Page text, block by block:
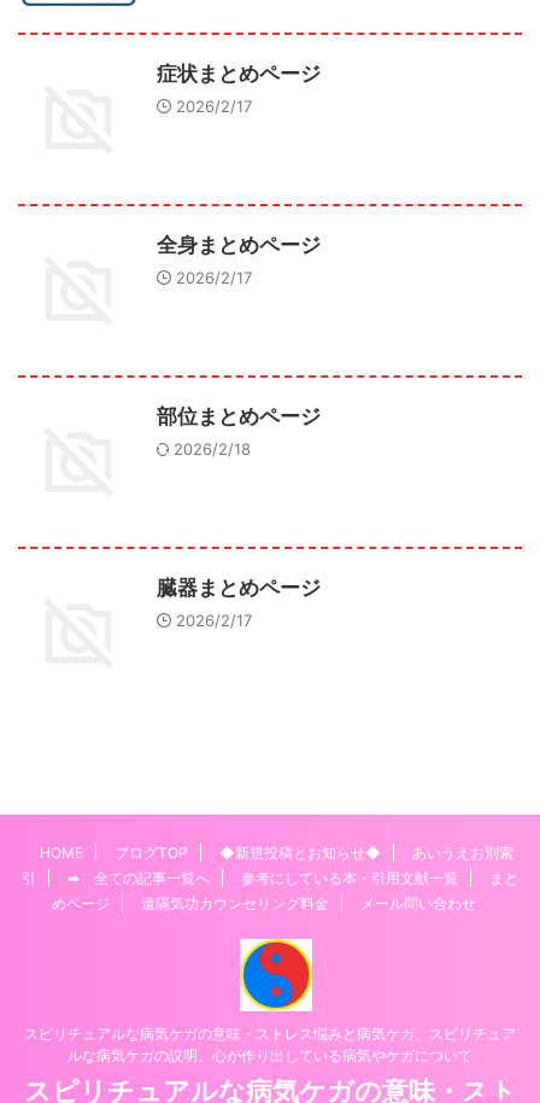
症状まとめページ
2026/2/17
全身まとめページ
2026/2/17
部位まとめページ
2026/2/18
臓器まとめページ
2026/2/17
HOME ブログTOP ◆新規投稿とお知らせ◆
あいうえお別索
引
➡ 全ての記事一覧へ 参考にしている本・引用文献一覧
まと
めページ
遠隔気功カウンセリング料金 メール問い合わせ
スピリチュアルな病気ケガの意味・ストレス悩みと病気ケガ。スピリチュア
ルな病気ケガの説明。心が作り出している病気やケガについて
スピリチュアルな病気ケガの意味・スト